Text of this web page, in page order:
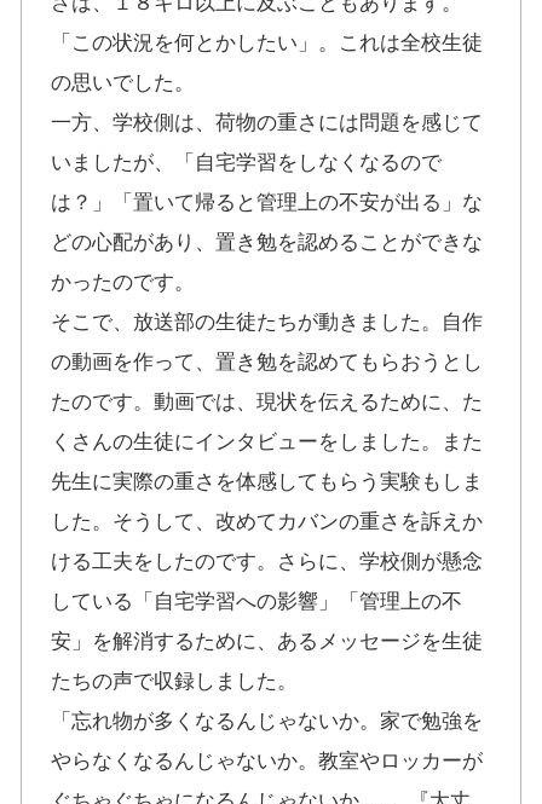
「この状況を何とかしたい」。これは全校生徒
の思いでした。
一方、学校側は、荷物の重さには問題を感じて
いましたが、「自宅学習をしなくなるので
は？」「置いて帰ると管理上の不安が出る」な
どの心配があり、置き勉を認めることができな
かったのです。
そこで、放送部の生徒たちが動きました。自作
の動画を作って、置き勉を認めてもらおうとし
たのです。動画では、現状を伝えるために、た
くさんの生徒にインタビューをしました。また
先生に実際の重さを体感してもらう実験もしま
した。そうして、改めてカバンの重さを訴えか
ける工夫をしたのです。さらに、学校側が懸念
している「自宅学習への影響」「管理上の不
安」を解消するために、あるメッセージを生徒
たちの声で収録しました。
「忘れ物が多くなるんじゃないか。家で勉強を
やらなくなるんじゃないか。教室やロッカーが